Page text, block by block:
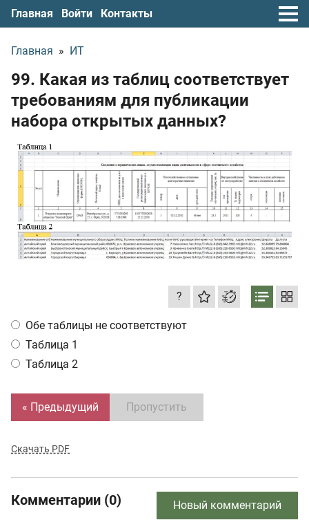
Главная Войти Контакты
Главная » ИТ
99. Какая из таблиц соответствует
требованиям для публикации
набора открытых данных?
?
Обе таблицы не соответствуют
Таблица 1
Таблица 2
« Предыдущий Пропустить
Скачать PDF
Комментарии (0) Новый комментарий